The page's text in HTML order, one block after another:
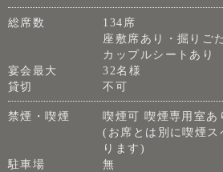
総席数
134席
座敷席あり・掘りご
カップルシートあり
宴会最大
32名様
貸切
不可
禁煙・喫煙
喫煙可 喫煙専用室あ
(お席とは別に喫煙ス
ります)
駐車場
無